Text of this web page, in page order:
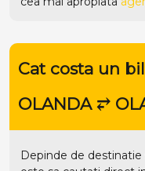
Cat costa un
OLANDA ⥂
Depinde de